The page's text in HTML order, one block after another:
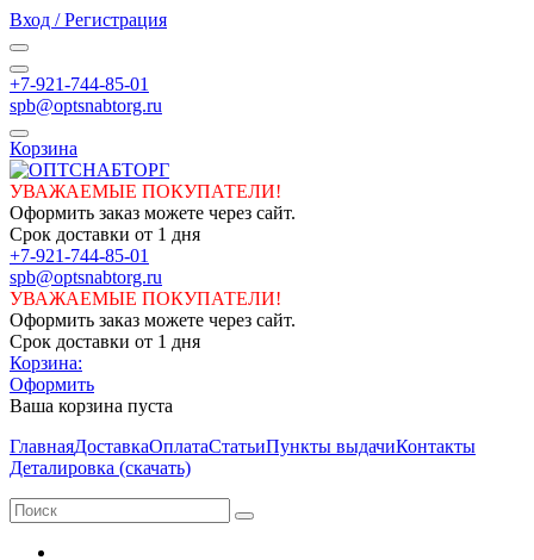
Вход / Регистрация
+7-921-744-85-01
spb@optsnabtorg.ru
Корзина
УВАЖАЕМЫЕ ПОКУПАТЕЛИ!
Оформить заказ можете через сайт.
Срок доставки от 1 дня
+7-921-744-85-01
spb@optsnabtorg.ru
УВАЖАЕМЫЕ ПОКУПАТЕЛИ!
Оформить заказ можете через сайт.
Срок доставки от 1 дня
Корзина:
Оформить
Ваша корзина пуста
ГлавнаяДоставкаОплатаСтатьиПункты выдачиКонтакты
Деталировка (скачать)